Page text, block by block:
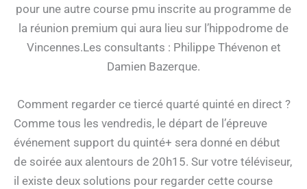
pour une autre course pmu inscrite au programme de
la réunion premium qui aura lieu sur l’hippodrome de
Vincennes.Les consultants : Philippe Thévenon et
Damien Bazerque.
Comment regarder ce tiercé quarté quinté en direct ?
Comme tous les vendredis, le départ de l’épreuve
événement support du quinté+ sera donné en début
de soirée aux alentours de 20h15. Sur votre téléviseur,
il existe deux solutions pour regarder cette course